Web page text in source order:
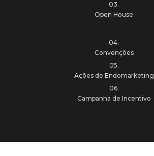
03.
Open House
04.
Convenções
05.
Ações de Endomarketing
06.
Campanha de Incentivo